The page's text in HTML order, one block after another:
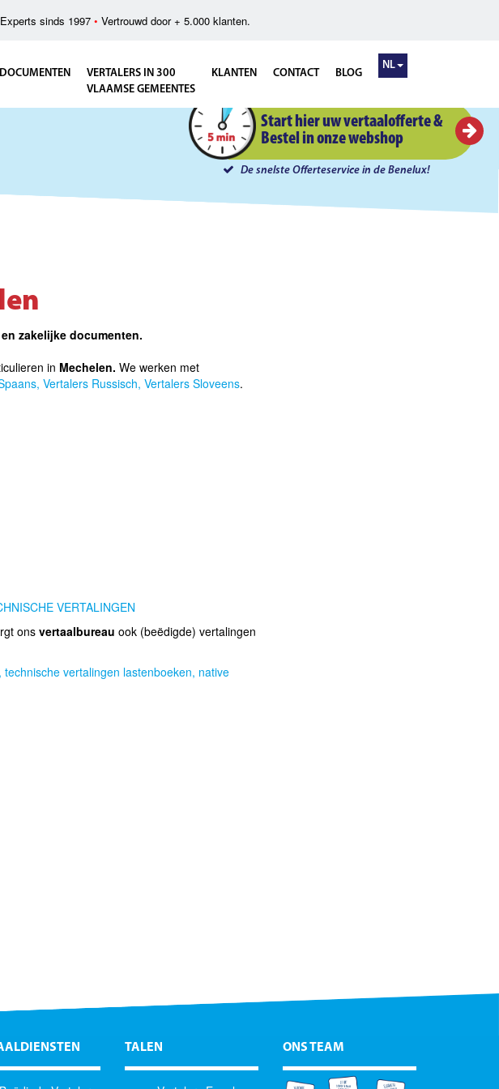
Experts sinds 1997 • Vertrouwd door + 5.000 klanten.
VERTALERS IN 300
VLAAMSE GEMEENTES
KLANTEN CONTACT BLOG
NL
Start hier uw vertaalofferte &
Bestel in onze webshop
De snelste Offerteservice in de Benelux!
zakelijke documenten.
in Mechelen. We werken met
Vertalers Russisch, Vertalers Sloveens.
VERTALINGEN
onsvertaalbureau ook (beëdigde) vertalingen
technische vertalingen lastenboeken, native
TALEN ONS TEAM